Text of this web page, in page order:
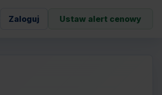
Zaloguj Ustaw alert cenowy